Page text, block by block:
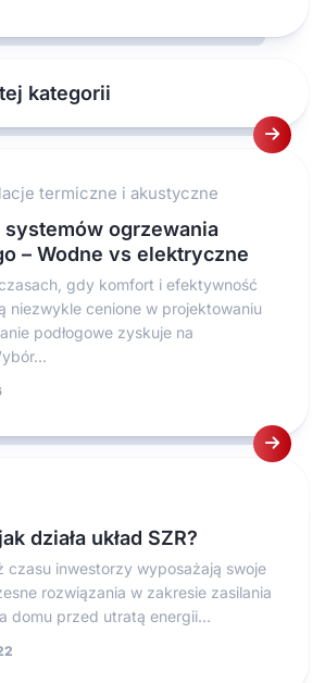
kategorii
termiczne i akustyczne
systemów ogrzewania
– Wodne vs elektryczne
gdy komfort i efektywność
niezwykle cenione w projektowaniu
podłogowe zyskuje na
działa układ SZR?
czasu inwestorzy wyposażają swoje
rozwiązania w zakresie zasilania
domu przed utratą energii...